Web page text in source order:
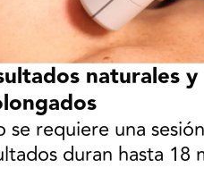
naturales y
se requiere una
duran hasta 18